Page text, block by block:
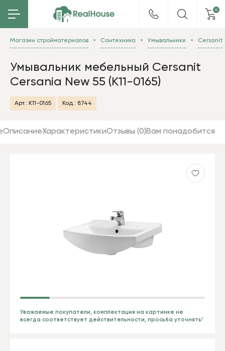
0
Магазин стройматериалов Сантехника Умывальники Cersanit
Умывальник мебельный Cersanit
Cersania New 55 (K11-0165)
Арт.: K11-0165 Код.: 8744
ОписаниеХарактеристикиОтзывы (0)Вам понадобится
Уважаемые покупатели, комплектация на картинке не
всегда соответствует действительности, просьба уточнять!